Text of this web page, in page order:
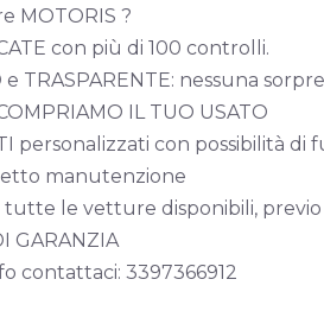
MOTORIS ?
con più di 100 controlli.
e TRASPARENTE: nessuna
IL TUO USATO
personalizzati con possibilità
manutenzione
tutte le vetture disponibili,
GARANZIA
contattaci: 3397366912